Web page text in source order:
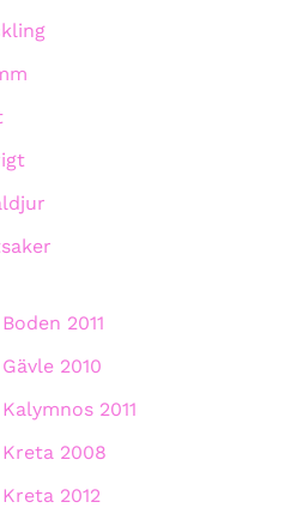
2011
2010
2011
2008
2012